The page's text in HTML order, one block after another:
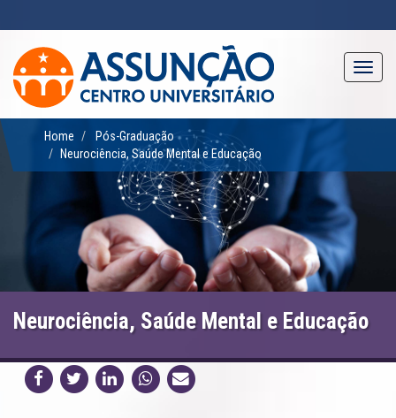
conteúdo
principal
Home
Pós-Graduação
Neurociência, Saúde Mental e Educação
Neurociência, Saúde Mental e Educação